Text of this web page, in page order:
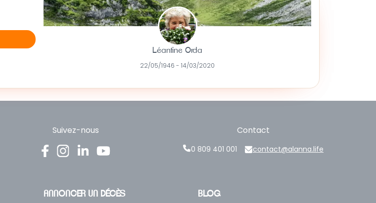
Léantine Orda
22/05/1946 - 14/03/2020
Suivez-nous Contact
0 809 401 001 contact@alanna.life
ANNONCER UN DÉCÈS BLOG